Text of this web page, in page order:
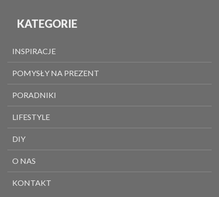
KATEGORIE
INSPIRACJE
POMYSŁY NA PREZENT
PORADNIKI
LIFESTYLE
DIY
O NAS
KONTAKT